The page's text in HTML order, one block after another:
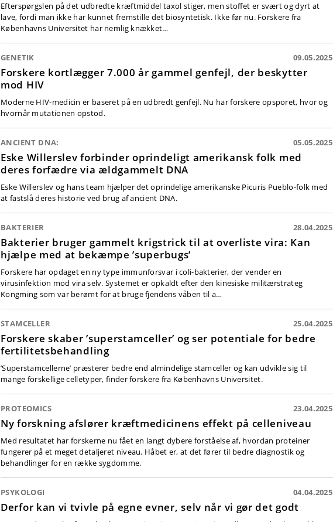
Efterspørgslen på det udbredte kræftmiddel taxol stiger, men stoffet er svært og dyrt at
lave, fordi man ikke har kunnet fremstille det biosyntetisk. Ikke før nu. Forskere fra
Københavns Universitet har nemlig knækket…
GENETIK 09.05.2025
Forskere kortlægger 7.000 år gammel genfejl, der beskytter
mod HIV
Moderne HIV-medicin er baseret på en udbredt genfejl. Nu har forskere opsporet, hvor og
hvornår mutationen opstod.
ANCIENT DNA: 05.05.2025
Eske Willerslev forbinder oprindeligt amerikansk folk med
deres forfædre via ældgammelt DNA
Eske Willerslev og hans team hjælper det oprindelige amerikanske Picuris Pueblo-folk med
at fastslå deres historie ved brug af ancient DNA.
BAKTERIER 28.04.2025
Bakterier bruger gammelt krigstrick til at overliste vira: Kan
hjælpe med at bekæmpe ’superbugs’
Forskere har opdaget en ny type immunforsvar i coli-bakterier, der vender en
virusinfektion mod vira selv. Systemet er opkaldt efter den kinesiske militærstrateg
Kongming som var berømt for at bruge fjendens våben til a…
STAMCELLER 25.04.2025
Forskere skaber ’superstamceller’ og ser potentiale for bedre
fertilitetsbehandling
’Superstamcellerne’ præsterer bedre end almindelige stamceller og kan udvikle sig til
mange forskellige celletyper, finder forskere fra Københavns Universitet.
PROTEOMICS 23.04.2025
Ny forskning afslører kræftmedicinens effekt på celleniveau
Med resultatet har forskerne nu fået en langt dybere forståelse af, hvordan proteiner
fungerer på et meget detaljeret niveau. Håbet er, at det fører til bedre diagnostik og
behandlinger for en række sygdomme.
PSYKOLOGI 04.04.2025
Derfor kan vi tvivle på egne evner, selv når vi gør det godt